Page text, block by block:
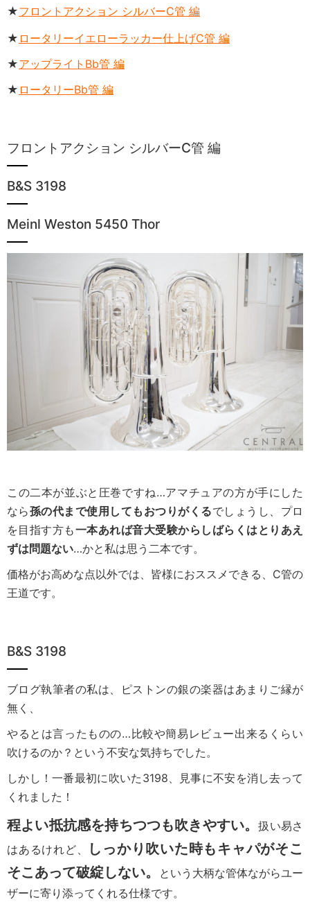
★フロントアクション シルバーC管 編
★ ロータリーイエローラッカー仕上げC管 編
★アップライトBb管 編
★ ロータリーBb管 編
フロントアクション シルバーC管 編
B&S 3198
Meinl Weston 5450 Thor
この二本が並ぶと圧巻ですね…アマチュアの方が手にした
なら孫の代まで使用してもおつりがくるでしょうし、プロ
を目指す方も一本あれば音大受験からしばらくはとりあえ
ずは問題ない…かと私は思う二本です。
価格がお高めな点以外では、皆様におススメできる、C管の
王道です。
B&S 3198
ブログ執筆者の私は、ピストンの銀の楽器はあまりご縁が
無く、
やるとは言ったものの…比較や簡易レビュー出来るくらい
吹けるのか？という不安な気持ちでした。
しかし！一番最初に吹いた3198、見事に不安を消し去って
くれました！
程よい抵抗感を持ちつつも吹きやすい。扱い易さ
はあるけれど、
しっかり吹いた時もキャパがそこ
そこあって破綻しない。
という大柄な管体ながらユー
ザーに寄り添ってくれる仕様です。